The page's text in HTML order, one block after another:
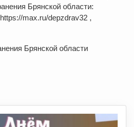
Брянской области:
max.ru/depzdrav32 ,
Брянской области